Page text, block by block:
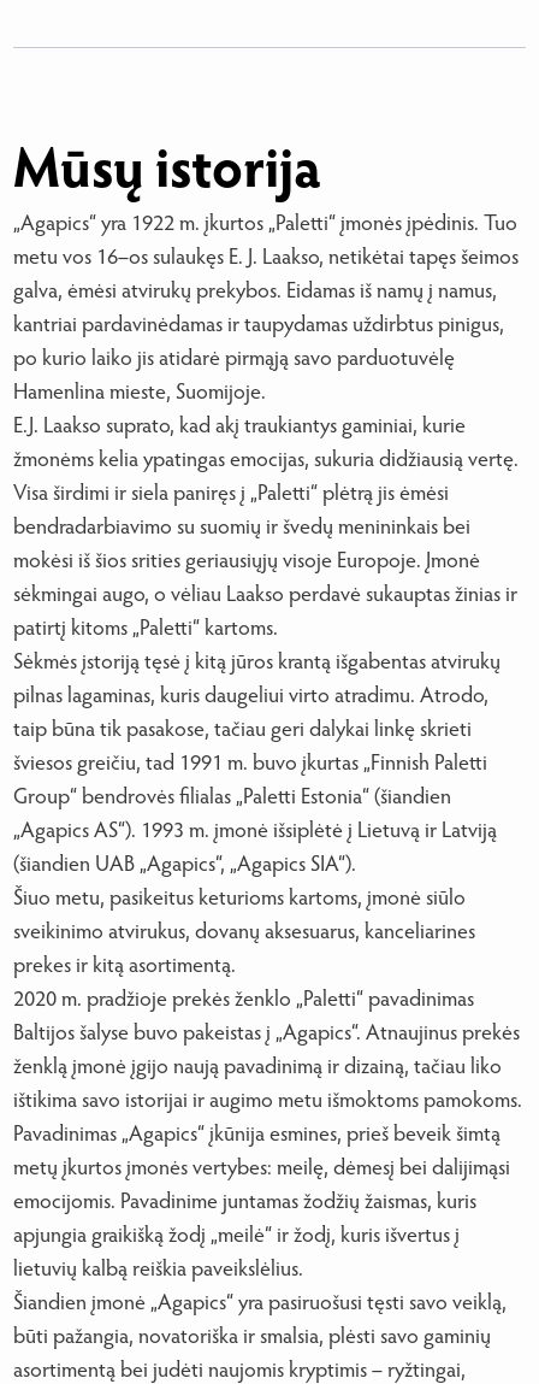
Mūsų istorija
„Agapics“ yra 1922 m. įkurtos „Paletti“ įmonės įpėdinis. Tuo
metu vos 16–os sulaukęs E. J. Laakso, netikėtai tapęs šeimos
galva, ėmėsi atvirukų prekybos. Eidamas iš namų į namus,
kantriai pardavinėdamas ir taupydamas uždirbtus pinigus,
po kurio laiko jis atidarė pirmąją savo parduotuvėlę
Hamenlina mieste, Suomijoje.
E.J. Laakso suprato, kad akį traukiantys gaminiai, kurie
žmonėms kelia ypatingas emocijas, sukuria didžiausią vertę.
Visa širdimi ir siela paniręs į „Paletti“ plėtrą jis ėmėsi
bendradarbiavimo su suomių ir švedų menininkais bei
mokėsi iš šios srities geriausiųjų visoje Europoje. Įmonė
sėkmingai augo, o vėliau Laakso perdavė sukauptas žinias ir
patirtį kitoms „Paletti“ kartoms.
Sėkmės įstoriją tęsė į kitą jūros krantą išgabentas atvirukų
pilnas lagaminas, kuris daugeliui virto atradimu. Atrodo,
taip būna tik pasakose, tačiau geri dalykai linkę skrieti
šviesos greičiu, tad 1991 m. buvo įkurtas „Finnish Paletti
Group“ bendrovės filialas „Paletti Estonia“ (šiandien
„Agapics AS“). 1993 m. įmonė išsiplėtė į Lietuvą ir Latviją
(šiandien UAB „Agapics“, „Agapics SIA“).
Šiuo metu, pasikeitus keturioms kartoms, įmonė siūlo
sveikinimo atvirukus, dovanų aksesuarus, kanceliarines
prekes ir kitą asortimentą.
2020 m. pradžioje prekės ženklo „Paletti“ pavadinimas
Baltijos šalyse buvo pakeistas į „Agapics“. Atnaujinus prekės
ženklą įmonė įgijo naują pavadinimą ir dizainą, tačiau liko
ištikima savo istorijai ir augimo metu išmoktoms pamokoms.
Pavadinimas „Agapics“ įkūnija esmines, prieš beveik šimtą
metų įkurtos įmonės vertybes: meilę, dėmesį bei dalijimąsi
emocijomis. Pavadinime juntamas žodžių žaismas, kuris
apjungia graikišką žodį „meilė“ ir žodį, kuris išvertus į
lietuvių kalbą reiškia paveikslėlius.
Šiandien įmonė „Agapics“ yra pasiruošusi tęsti savo veiklą,
būti pažangia, novatoriška ir smalsia, plėsti savo gaminių
asortimentą bei judėti naujomis kryptimis – ryžtingai,